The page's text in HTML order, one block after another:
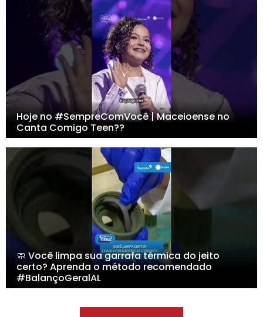
Hoje no #SempreComVocê | Maceioense no
Canta Comigo Teen??
🧼 Você limpa sua garrafa térmica do jeito
certo? Aprenda o método recomendado
#BalançoGeralAL